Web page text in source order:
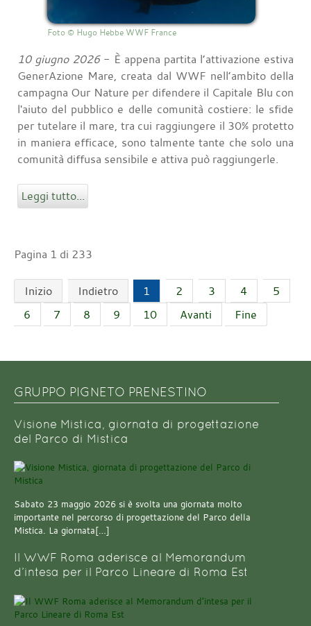
Foto © Hugo Hebbe WWF France
10 giugno 2026- È appena partita l’attivazione estiva
GenerAzione Mare, creata dal WWF nell’ambito della
campagna Our Nature per difendere il Capitale Blu con
l'aiuto del pubblico e delle comunità costiere: le sfide
per tutelare il mare, tra cui raggiungere il 30% protetto
in maniera efficace, sono talmente tante che solo una
comunità diffusa sensibile e attiva può raggiungerle.
Leggi tutto...
Pagina 1 di 233
Inizio Indietro 1 2 3 4
5
6
7 8 9 10 Avanti Fine
GRUPPO PIGNETO PRENESTINO
Visione Mistica, giornata di progettazione
del Parco di Mistica
Sabato 23 maggio 2026 si è svolta una giornata molto
importante nel percorso di progettazione del Parco della
Mistica. La giornata[…]
Il WWF Roma aderisce al Memorandum
d’intesa per il Parco Lineare di Roma Est